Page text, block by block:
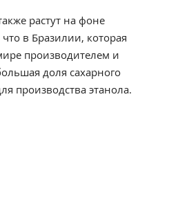
растут на фоне
в Бразилии, которая
производителем и
доля сахарного
производства этанола.